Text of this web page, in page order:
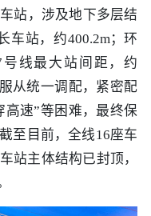
水运
站，涉及地下多层结
车站，约400.2m；环
线最大站间距，约
从统一调配，紧密配
高速”等困难，最终保
至目前，全线16座车
站主体结构已封顶，